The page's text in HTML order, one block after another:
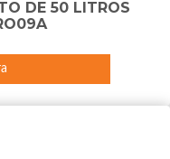
DE 50 LITROS